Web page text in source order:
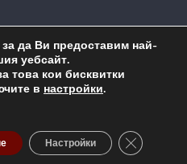
достъп
гр. Бургас
да Ви предоставим най-
уебсайт.
това кои бисквитки
в настройки.
Настройки Close